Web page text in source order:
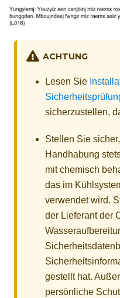
ACHTUNG
Lesen Sie
sicherzustellen,
Stellen Sie
Handhabung
mit chemisch
das im
verwendet wird.
der Lieferant der
gestellt hat.
persönliche